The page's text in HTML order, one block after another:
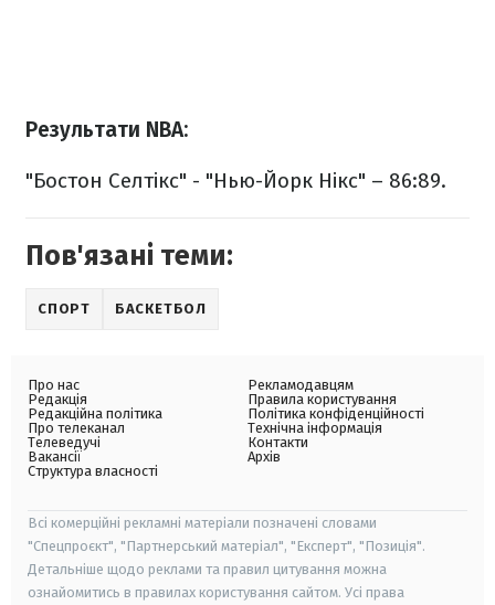
Результати NBA:
"Бостон Селтікс" - "Нью-Йорк Нікс" – 86:89.
Пов'язані теми:
СПОРТ БАСКЕТБОЛ
Про нас
Редакція
Редакційна політика
Про телеканал
Телеведучі
Вакансії
Структура власності
Рекламодавцям
Правила користування
Політика конфіденційності
Технічна інформація
Контакти
Архів
Всі комерційні рекламні матеріали позначені словами
"Спецпроєкт", "Партнерський матеріал", "Експерт", "Позиція".
Детальніше щодо реклами та правил цитування можна
ознайомитись в правилах користування сайтом. Усі права